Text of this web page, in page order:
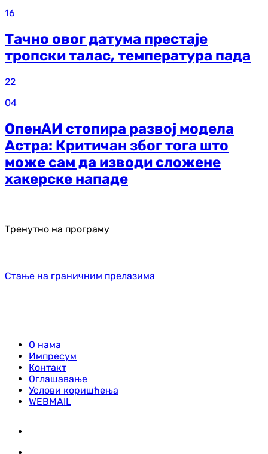
16
Тачно овог датума престаје
тропски талас, температура пада
22
04
ОпенАИ стопира развој модела
Астра: Критичан због тога што
може сам да изводи сложене
хакерске нападе
Тренутно на програму
Стање на граничним прелазима
О нама
Импресум
Контакт
Оглашавање
Услови коришћења
WEBMAIL